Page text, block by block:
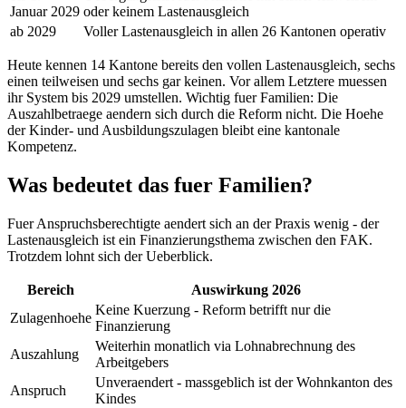
Januar 2029 oder keinem Lastenausgleich
ab 2029
Voller Lastenausgleich in allen 26 Kantonen operativ
Heute kennen 14 Kantone bereits den vollen Lastenausgleich, sechs
einen teilweisen und sechs gar keinen. Vor allem Letztere muessen
ihr System bis 2029 umstellen. Wichtig fuer Familien: Die
Auszahlbetraege aendern sich durch die Reform nicht. Die Hoehe
der Kinder- und Ausbildungszulagen bleibt eine kantonale
Kompetenz.
Was bedeutet das fuer Familien?
Fuer Anspruchsberechtigte aendert sich an der Praxis wenig - der
Lastenausgleich ist ein Finanzierungsthema zwischen den FAK.
Trotzdem lohnt sich der Ueberblick.
Bereich
Auswirkung 2026
Zulagenhoehe
Keine Kuerzung - Reform betrifft nur die
Finanzierung
Auszahlung
Weiterhin monatlich via Lohnabrechnung des
Arbeitgebers
Anspruch
Unveraendert - massgeblich ist der Wohnkanton des
Kindes